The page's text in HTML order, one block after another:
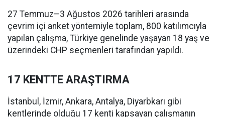
27 Temmuz–3 Ağustos 2026 tarihleri arasında
çevrim içi anket yöntemiyle toplam, 800 katılımcıyla
yapılan çalışma, Türkiye genelinde yaşayan 18 yaş ve
üzerindeki CHP seçmenleri tarafından yapıldı.
17 KENTTE ARAŞTIRMA
İstanbul, İzmir, Ankara, Antalya, Diyarbkarı gibi
kentlerinde olduğu 17 kenti kapsayan çalışmanın